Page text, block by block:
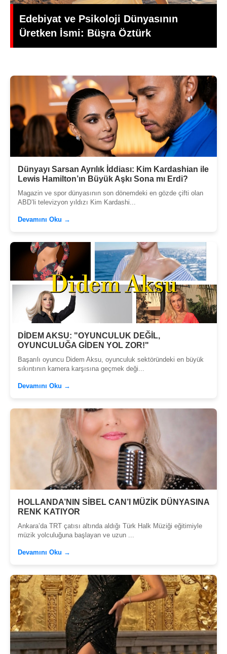
Yeşilçam’da Yas: Kadir İnanır Hayatını
Kaybetti, Yönetmen Mehmet Ali
Gündoğdu’dan Duygusal Veda
Dünyayı Sarsan Ayrılık İddiası: Kim Kardashian ile
Lewis Hamilton’ın Büyük Aşkı Sona mı Erdi?
Magazin ve spor dünyasının son dönemdeki en gözde çifti olan
ABD’li televizyon yıldızı Kim Kardashi...
Devamını Oku →
DİDEM AKSU: "OYUNCULUK DEĞİL,
OYUNCULUĞA GİDEN YOL ZOR!"
Başarılı oyuncu Didem Aksu, oyunculuk sektöründeki en büyük
sıkıntının kamera karşısına geçmek deği...
Devamını Oku →
HOLLANDA’NIN SİBEL CAN’I MÜZİK DÜNYASINA
RENK KATIYOR
Ankara’da TRT çatısı altında aldığı Türk Halk Müziği eğitimiyle
müzik yolculuğuna başlayan ve uzun ...
Devamını Oku →